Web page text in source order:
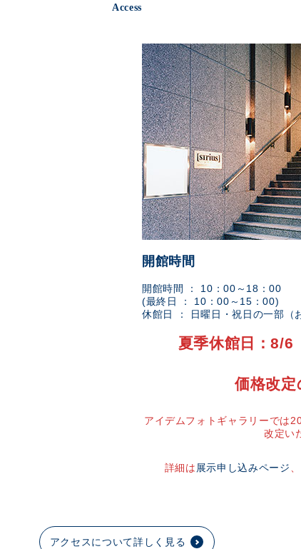
Access
開館時間
開館時間 ： 10：00～18：00
(最終日 ： 10：00～15：00)
休館日 ： 日曜日・祝日の一部（
夏季休館日：8/6
価格改
アイデムフォトギャラリーでは
改定い
詳細は展示申し込みページ
アクセスについて詳しく見る